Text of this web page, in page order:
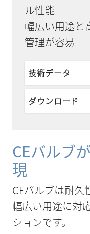
ル性能
幅広い用途と
管理が容易
技術データ
ダウンロード
CEバルブ
現
CEバルブは耐久
幅広い用途に対
ションです。